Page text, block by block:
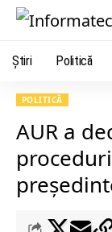
Știri Politică
POLITICĂ
AUR a